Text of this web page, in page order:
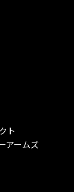
ト
アームズ